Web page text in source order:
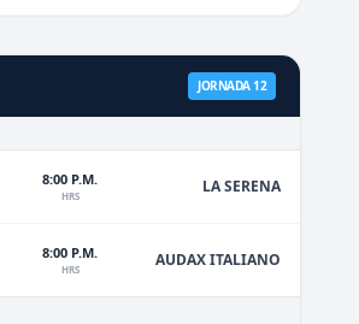
JORNADA 12
8:00 P.M.
HRS LA SERENA
8:00 P.M.
HRS AUDAX ITALIANO